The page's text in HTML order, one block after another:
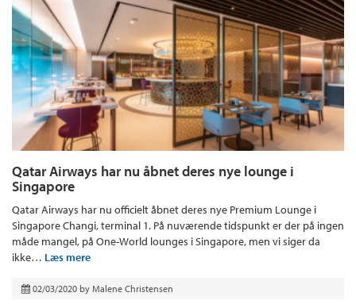
Qatar Airways har nu åbnet deres nye lounge i
Singapore
Qatar Airways har nu officielt åbnet deres nye Premium Lounge i
Singapore Changi, terminal 1. På nuværende tidspunkt er der på ingen
måde mangel, på One-World lounges i Singapore, men vi siger da
ikke… Læs mere
02/03/2020 by Malene Christensen